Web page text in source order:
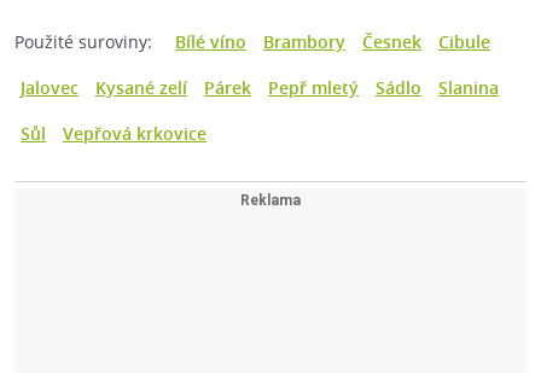
Použité suroviny: Bílé víno Brambory Česnek
Cibule
Jalovec
Kysané zelí Párek Pepř mletý Sádlo
Slanina
Sůl
Vepřová krkovice